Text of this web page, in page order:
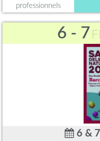
professionnels
6 - 7
6 &